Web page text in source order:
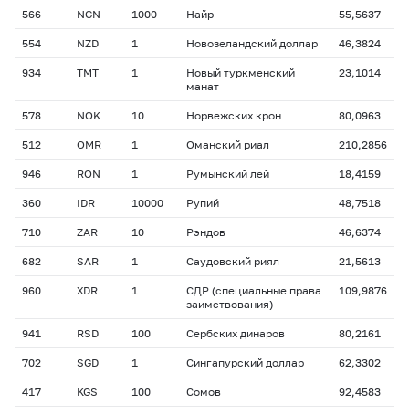
566 NGN 1000 Найр 55,5637
554 NZD 1 Новозеландский доллар 46,3824
934 TMT 1
Новый туркменский
манат
23,1014
578 NOK 10 Норвежских крон 80,0963
512 OMR 1 Оманский риал 210,2856
946 RON 1 Румынский лей 18,4159
360 IDR 10000 Рупий 48,7518
710 ZAR 10 Рэндов 46,6374
682 SAR 1 Саудовский риял 21,5613
960 XDR 1
СДР (специальные права
заимствования)
109,9876
941 RSD 100 Сербских динаров 80,2161
702 SGD 1 Сингапурский доллар 62,3302
417 KGS 100 Сомов 92,4583